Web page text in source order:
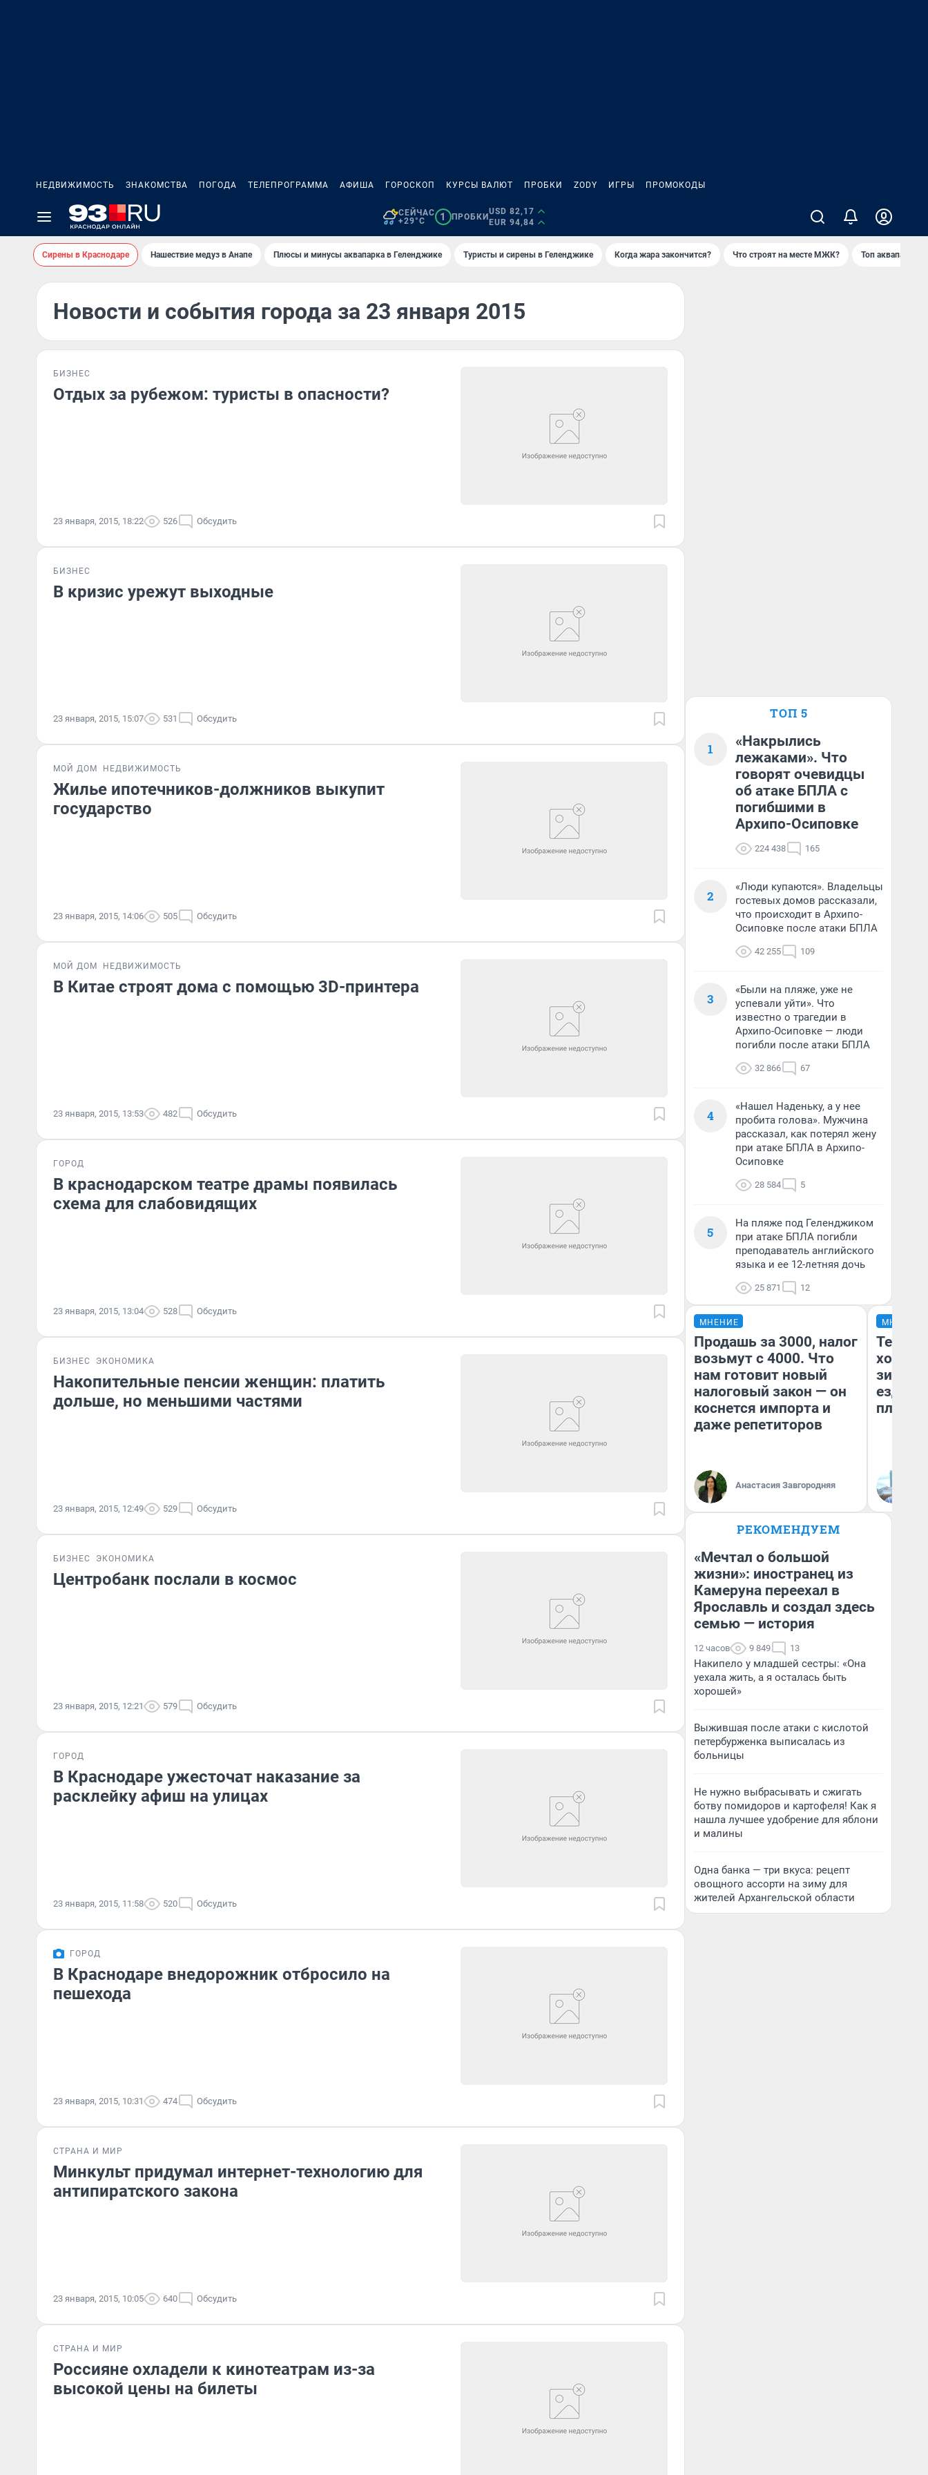
НЕДВИЖИМОСТЬ ЗНАКОМСТВА ПОГОДА ТЕЛЕПРОГРАММА АФИША ГОРОСКОП КУРСЫ ВАЛЮТ ПРОБКИ ZODY ИГРЫ ПРОМОКОДЫ
СЕЙЧАС
+29°C
1 ПРОБКИ
USD 82,17
EUR 94,84
Сирены в Краснодаре Нашествие медуз в Анапе Плюсы и минусы аквапарка в Геленджике Туристы и сирены в Геленджике Когда жара закончится? Что строят на месте МЖК? Топ аквапарков
Новости и события города за 23 января 2015
БИЗНЕС
Отдых за рубежом: туристы в опасности?
23 января, 2015, 18:22 526 Обсудить
БИЗНЕС
В кризис урежут выходные
23 января, 2015, 15:07 531 Обсудить
МОЙ ДОМ НЕДВИЖИМОСТЬ
Жилье ипотечников-должников выкупит
государство
23 января, 2015, 14:06 505 Обсудить
МОЙ ДОМ НЕДВИЖИМОСТЬ
В Китае строят дома с помощью 3D-принтера
23 января, 2015, 13:53 482 Обсудить
ГОРОД
В краснодарском театре драмы появилась
схема для слабовидящих
23 января, 2015, 13:04 528 Обсудить
БИЗНЕС ЭКОНОМИКА
Накопительные пенсии женщин: платить
дольше, но меньшими частями
23 января, 2015, 12:49 529 Обсудить
БИЗНЕС ЭКОНОМИКА
Центробанк послали в космос
23 января, 2015, 12:21 579 Обсудить
ГОРОД
В Краснодаре ужесточат наказание за
расклейку афиш на улицах
23 января, 2015, 11:58 520 Обсудить
ГОРОД
В Краснодаре внедорожник отбросило на
пешехода
23 января, 2015, 10:31 474 Обсудить
СТРАНА И МИР
Минкульт придумал интернет-технологию для
антипиратского закона
23 января, 2015, 10:05 640 Обсудить
СТРАНА И МИР
Россияне охладели к кинотеатрам из-за
высокой цены на билеты
ТОП 5
1
«Накрылись
лежаками». Что
говорят очевидцы
об атаке БПЛА с
погибшими в
Архипо-Осиповке
224 438 165
2
«Люди купаются». Владельцы
гостевых домов рассказали,
что происходит в Архипо-
Осиповке после атаки БПЛА
42 255 109
3
«Были на пляже, уже не
успевали уйти». Что
известно о трагедии в
Архипо-Осиповке — люди
погибли после атаки БПЛА
32 866 67
4
«Нашел Наденьку, а у нее
пробита голова». Мужчина
рассказал, как потерял жену
при атаке БПЛА в Архипо-
Осиповке
28 584 5
5
На пляже под Геленджиком
при атаке БПЛА погибли
преподаватель английского
языка и ее 12-летняя дочь
25 871 12
МНЕНИЕ
Продашь за 3000, налог
возьмут с 4000. Что
нам готовит новый
налоговый закон — он
коснется импорта и
даже репетиторов
Анастасия Завгородняя
МНЕНИЕ
Тепло
зимой.
ездит
плюсы
РЕКОМЕНДУЕМ
«Мечтал о большой
жизни»: иностранец из
Камеруна переехал в
Ярославль и создал здесь
семью — история
12 часов 9 849 13
Накипело у младшей сестры: «Она
уехала жить, а я осталась быть
хорошей»
Выжившая после атаки с кислотой
петербурженка выписалась из
больницы
Не нужно выбрасывать и сжигать
ботву помидоров и картофеля! Как я
нашла лучшее удобрение для яблони
и малины
Одна банка — три вкуса: рецепт
овощного ассорти на зиму для
жителей Архангельской области